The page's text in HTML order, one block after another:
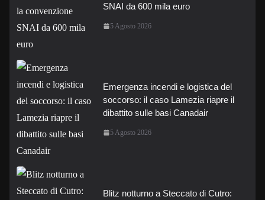
SNAI da 600 mila euro
5 Agosto 2026
Emergenza incendi e logistica del
soccorso: il caso Lamezia riapre il
dibattito sulle basi Canadair
5 Agosto 2026
Blitz notturno a Steccato di Cutro: